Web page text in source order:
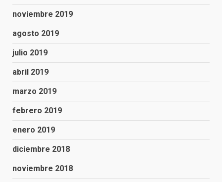
noviembre 2019
agosto 2019
julio 2019
abril 2019
marzo 2019
febrero 2019
enero 2019
diciembre 2018
noviembre 2018